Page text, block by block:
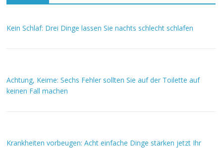
Kein Schlaf: Drei Dinge lassen Sie nachts schlecht schlafen
Achtung, Keime: Sechs Fehler sollten Sie auf der Toilette auf
keinen Fall machen
Krankheiten vorbeugen: Acht einfache Dinge stärken jetzt Ihr